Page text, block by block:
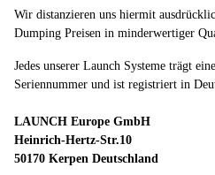
Wir distanzieren uns hiermit
Dumping Preisen in minderwertiger
Jedes unserer Launch Systeme trägt
Seriennummer und ist registriert in
LAUNCH Europe GmbH
Heinrich-Hertz-Str.10
50170 Kerpen Deutschland